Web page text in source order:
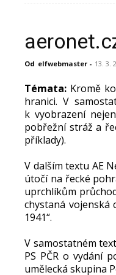
Od elfwebmaster - 13. 3.
Témata: Kromě
hranici. V
k vyobrazení
pobřežní stráž a
příklady).
V dalším textu AE
útočí na řecké
uprchlíkům
chystaná vojenská
1941“.
V samostatném
PS PČR o vydání
umělecká skupina